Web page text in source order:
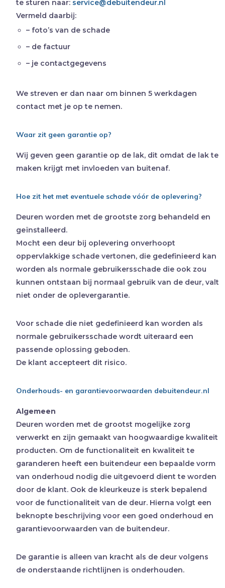
te sturen naar: service@debuitendeur.nl
Vermeld daarbij:
– foto’s van de schade
– de factuur
– je contactgegevens
We streven er dan naar om binnen 5 werkdagen
contact met je op te nemen.
Waar zit geen garantie op?
Wij geven geen garantie op de lak, dit omdat de lak te
maken krijgt met invloeden van buitenaf.
Hoe zit het met eventuele schade vóór de oplevering?
Deuren worden met de grootste zorg behandeld en
geïnstalleerd.
Mocht een deur bij oplevering onverhoopt
oppervlakkige schade vertonen, die gedefinieerd kan
worden als normale gebruikersschade die ook zou
kunnen ontstaan bij normaal gebruik van de deur, valt
niet onder de oplevergarantie.
Voor schade die niet gedefinieerd kan worden als
normale gebruikersschade wordt uiteraard een
passende oplossing geboden.
De klant accepteert dit risico.
Onderhouds- en garantievoorwaarden debuitendeur.nl
Algemeen
Deuren worden met de grootst mogelijke zorg
verwerkt en zijn gemaakt van hoogwaardige kwaliteit
producten. Om de functionaliteit en kwaliteit te
garanderen heeft een buitendeur een bepaalde vorm
van onderhoud nodig die uitgevoerd dient te worden
door de klant. Ook de kleurkeuze is sterk bepalend
voor de functionaliteit van de deur. Hierna volgt een
beknopte beschrijving voor een goed onderhoud en
garantievoorwaarden van de buitendeur.
De garantie is alleen van kracht als de deur volgens
de onderstaande richtlijnen is onderhouden.